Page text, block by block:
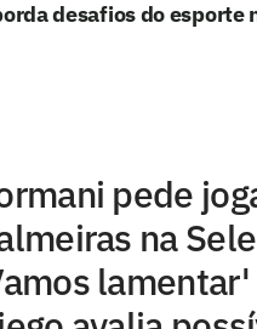
desafios do esporte
pede
na
lamentar'